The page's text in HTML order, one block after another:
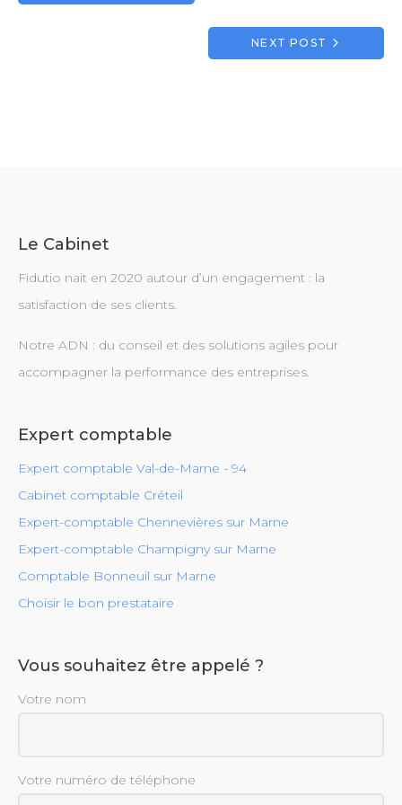
de
NEXT POST
Le Cabinet
Fidutio nait en 2020 autour d’un engagement : la
satisfaction de ses clients.
Notre ADN : du conseil et des solutions agiles pour
accompagner la performance des entreprises.
Expert comptable
Expert comptable Val-de-Marne - 94
Cabinet comptable Créteil
Expert-comptable Chennevières sur Marne
Expert-comptable Champigny sur Marne
Comptable Bonneuil sur Marne
Choisir le bon prestataire
Vous souhaitez être appelé ?
Votre nom
Votre numéro de téléphone